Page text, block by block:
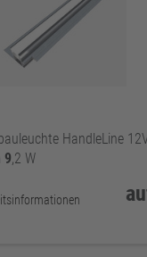
HandleLine
9,2 W